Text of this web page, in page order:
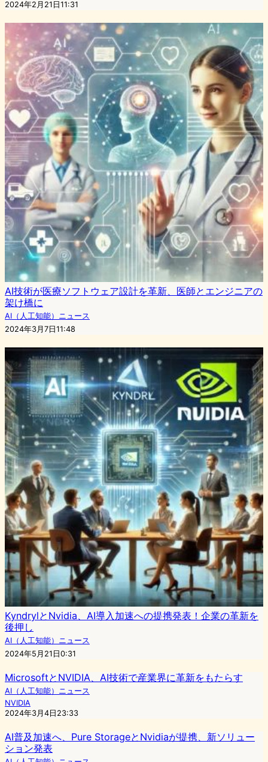
2024年2月21日11:31
AI技術が医療ソフトウェア設計を革新、医師とエンジニアの
架け橋に
AI（人工知能）ニュース
2024年3月7日11:48
KyndrylとNvidia、AI導入加速への提携発表！企業の革新を
後押し
AI（人工知能）ニュース
2024年5月21日0:31
MicrosoftとNVIDIA、AI技術で産業界に革新をもたらす
AI（人工知能）ニュース
NVIDIA
2024年3月4日23:33
AI普及加速へ、Pure StorageとNvidiaが提携、新ソリュー
ション発表